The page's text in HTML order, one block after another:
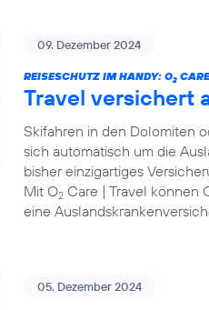
09. Dezember 2024
REISESCHUTZ IM HANDY: O2 CARE
Travel versichert
Skifahren in den Dolomiten
sich automatisch um die
bisher einzigartiges
Mit O2 Care | Travel können
eine
05. Dezember 2024